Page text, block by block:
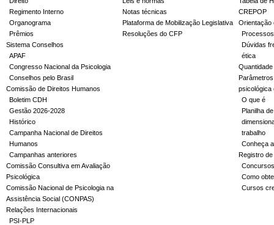
Regimento Interno
Organograma
Prêmios
Sistema Conselhos
APAF
Congresso Nacional da Psicologia
Conselhos pelo Brasil
Comissão de Direitos Humanos
Boletim CDH
Gestão 2026-2028
Histórico
Campanha Nacional de Direitos
Humanos
Campanhas anteriores
Comissão Consultiva em Avaliação
Psicológica
Comissão Nacional de Psicologia na
Assistência Social (CONPAS)
Relações Internacionais
PSI-PLP
Notas técnicas
Plataforma de Mobilização Legislativa
Resoluções do CFP
CREPOP
Orientação
Dúvidas
ética
psicológica
O que é
Planilha
trabalho
Conheça
Registro
Concursos
Como
Cursos